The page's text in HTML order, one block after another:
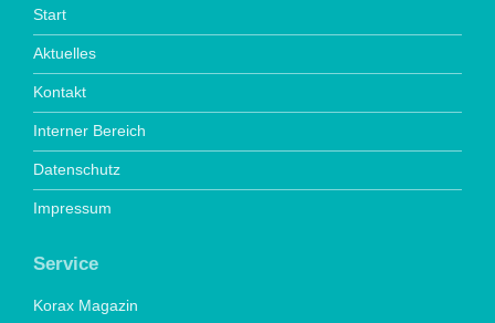
Start
Aktuelles
Kontakt
Interner Bereich
Datenschutz
Impressum
Service
Korax Magazin